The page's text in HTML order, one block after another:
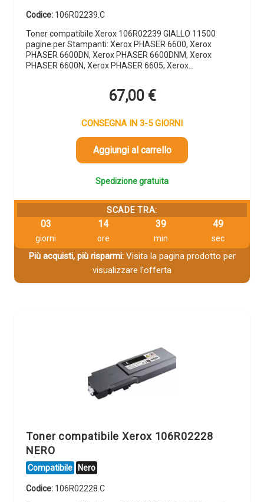
Codice: 106R02239.C
Toner compatibile Xerox 106R02239 GIALLO 11500
pagine per Stampanti: Xerox PHASER 6600, Xerox
PHASER 6600DN, Xerox PHASER 6600DNM, Xerox
PHASER 6600N, Xerox PHASER 6605, Xerox…
67,00 €
CONSEGNA IN 3-5 GIORNI
Aggiungi al carrello
Spedizione gratuita
SCADE TRA:
03
giorni
14
ore
39
min
48
sec
Più acquisti, più risparmi:Visita la pagina prodotto per
visualizzare l'offerta
Toner compatibile Xerox 106R02228
NERO
Compatibile Nero
Codice: 106R02228.C